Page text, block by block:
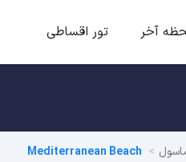
آخر تور اقساطی
Mediterranean Beach